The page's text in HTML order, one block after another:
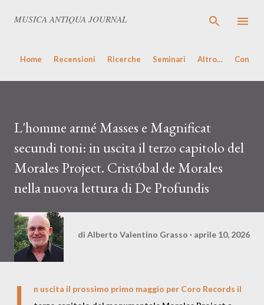
Passa ai contenuti principali
MUSICA ANTIQUA JOURNAL
Home Recensioni Ricerche Seminari Altro…
L'homme armé Masses e Magnificat
secundi toni: in uscita il terzo capitolo del
Morales Project. Cristóbal de Morales
nella nuova lettura di De Profundis
di Alberto Valentino Grasso aprile 10, 2026
I
n uscita il prossimo primo maggio per Coro Records il